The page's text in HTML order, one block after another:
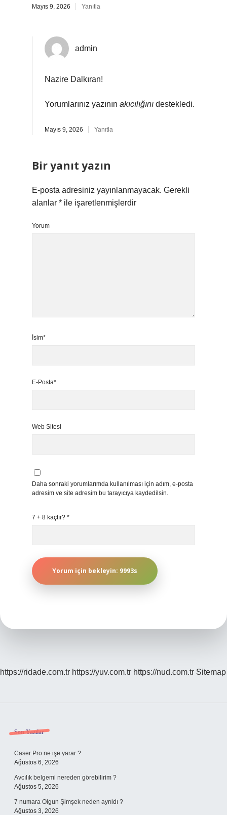
Mayıs 9, 2026 Yanıtla
admin
Nazire Dalkıran!
Yorumlarınız yazının akıcılığını destekledi.
Mayıs 9, 2026 Yanıtla
Bir yanıt yazın
E-posta adresiniz yayınlanmayacak. Gerekli
alanlar * ile işaretlenmişlerdir
Yorum
İsim*
E-Posta*
Web Sitesi
Daha sonraki yorumlarımda kullanılması için adım, e-posta
adresim ve site adresim bu tarayıcıya kaydedilsin.
7 + 8 kaçtır? *
https://ridade.com.tr https://yuv.com.tr https://nud.com.tr Sitemap
Sidebar
Son Yazılar
Caser Pro ne işe yarar ?
Ağustos 6, 2026
Avcılık belgemi nereden görebilirim ?
Ağustos 5, 2026
7 numara Olgun Şimşek neden ayrıldı ?
Ağustos 3, 2026